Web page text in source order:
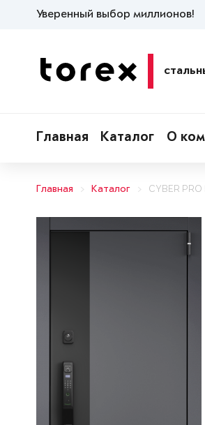
Уверенный выбор миллионов!
Главная Каталог О
Главная Каталог CYBER